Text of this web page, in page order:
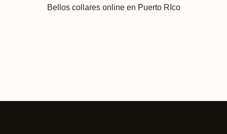
Bellos collares online en Puerto RIco